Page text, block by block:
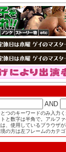
AND
つのキーワードのみ入力く
と数字は半角で。アルフ
、使用しているブラウザ
の方は左フレームのカテ